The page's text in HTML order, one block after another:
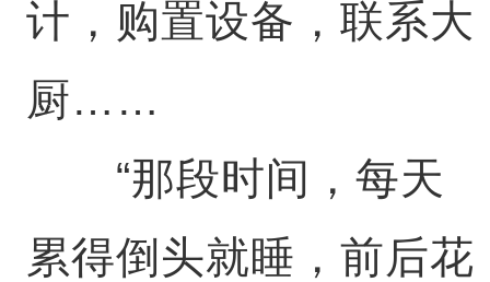
计，购置设备，联系大
厨……
“那段时间，每天
累得倒头就睡，前后花